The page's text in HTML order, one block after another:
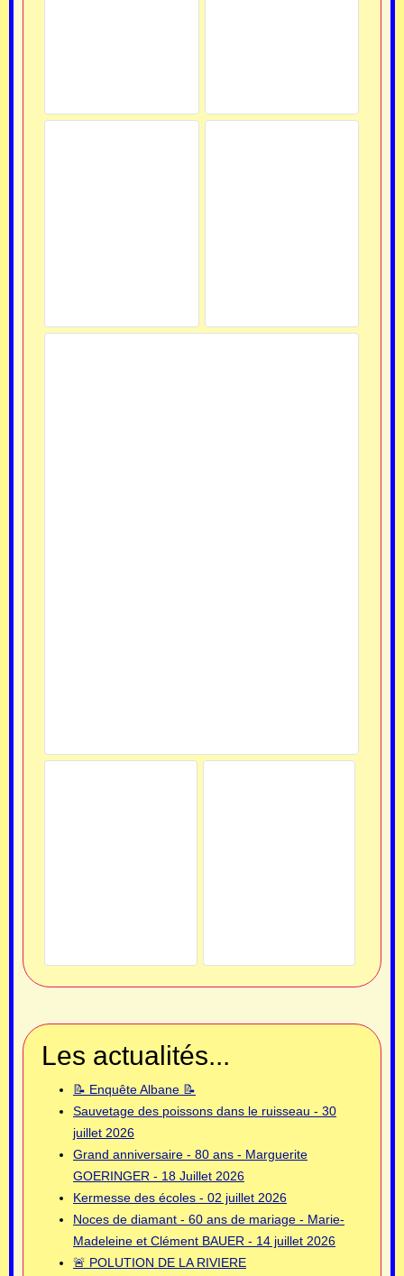
Les actualités...
📝 Enquête Albane 📝
Sauvetage des poissons dans le ruisseau - 30
juillet 2026
Grand anniversaire - 80 ans - Marguerite
GOERINGER - 18 Juillet 2026
Kermesse des écoles - 02 juillet 2026
Noces de diamant - 60 ans de mariage - Marie-
Madeleine et Clément BAUER - 14 juillet 2026
🚨 POLUTION DE LA RIVIERE